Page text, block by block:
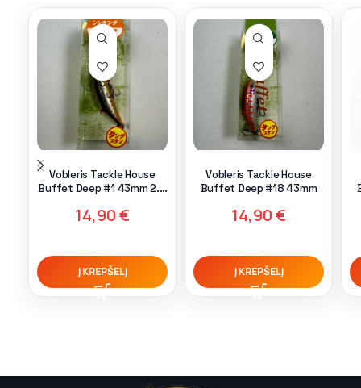
Vobleris Tackle House
Buffet Deep #1 43mm 2.4
14,90€
Į KREPŠELĮ
Vobleris Tackle House
Buffet Deep #18 43mm
14,90€
Į KREPŠELĮ